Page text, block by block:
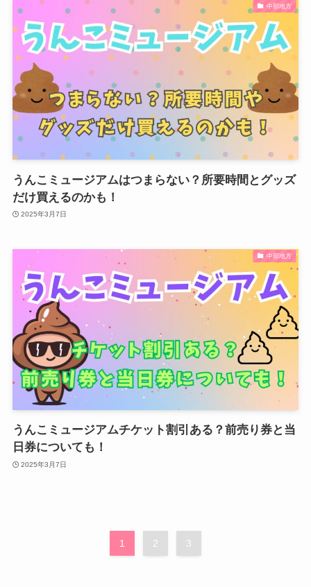
中部地方
うんこミュージアムはつまらない？所要時間とグッズ
だけ買えるのかも！
2025年3月7日
中部地方
うんこミュージアムチケット割引ある？前売り券と当
日券についても！
2025年3月7日
1 2 3